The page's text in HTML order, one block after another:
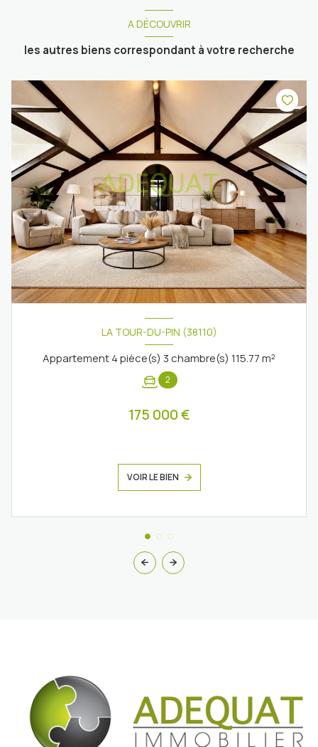
A DÉCOUVRIR
les autres biens correspondant à votre recherche
LA TOUR-DU-PIN (38110)
Appartement 4 pièce(s) 3 chambre(s) 115.77 m²
2
175 000 €
VOIR LE BIEN